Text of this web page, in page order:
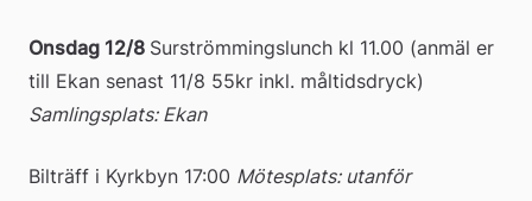
Onsdag 12/8 Surströmmingslunch kl 11.00 (anmäl er
Samlingsplats: Ekan
Bilträff i Kyrkbyn 17:00 Mötesplats: utanför